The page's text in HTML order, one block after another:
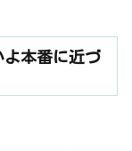
よ本番に近づ